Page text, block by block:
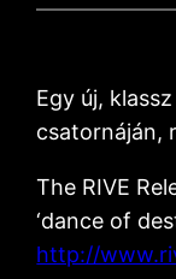
Egy új,
csatornáján,
The RIVE
‘dance of
http://